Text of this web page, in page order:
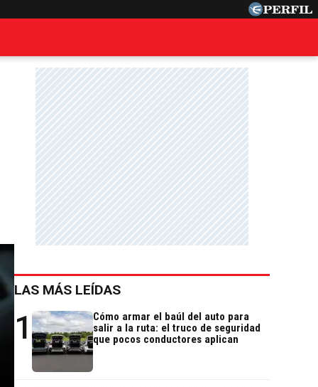
LAS MÁS LEÍDAS
1
Cómo armar el baúl del auto para
salir a la ruta: el truco de seguridad
que pocos conductores aplican